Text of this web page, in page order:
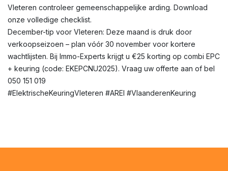
Vleteren controleer gemeenschappelijke arding. Download
onze volledige checklist.
December-tip voor Vleteren: Deze maand is druk door
verkoopseizoen – plan vóór 30 november voor kortere
wachtlijsten. Bij Immo-Experts krijgt u €25 korting op combi EPC
+ keuring (code: EKEPCNU2025). Vraag uw offerte aan of bel
050 151 019
#ElektrischeKeuringVleteren #AREI #VlaanderenKeuring